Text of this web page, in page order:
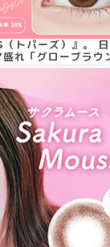
トパーズ）』。
れ「グローブラウ